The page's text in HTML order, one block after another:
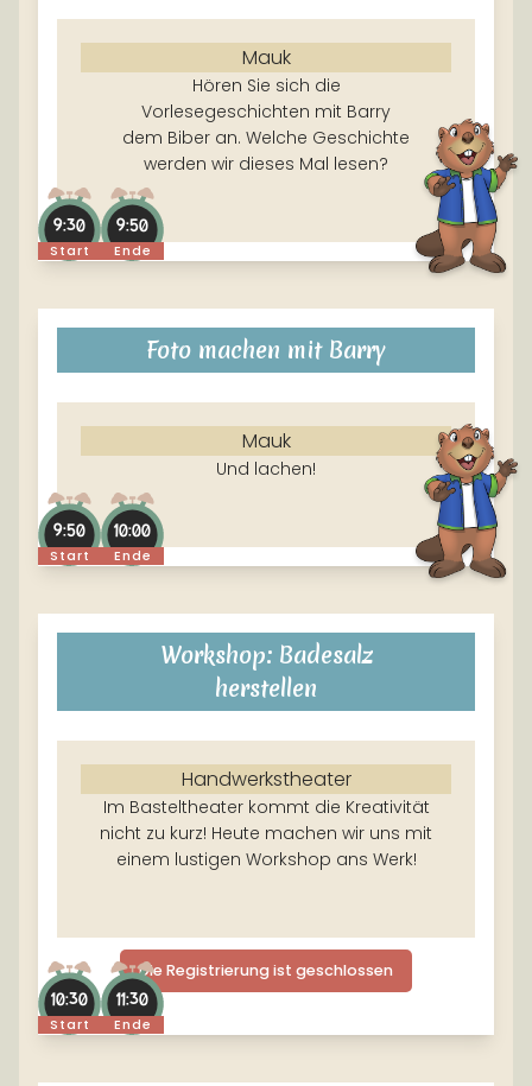
Mauk
Hören Sie sich die
Vorlesegeschichten mit Barry
dem Biber an. Welche Geschichte
werden wir dieses Mal lesen?
Start
9:30
Ende
9:50
Foto machen mit Barry
Mauk
Und lachen!
Start
9:50
Ende
10:00
Workshop: Badesalz
herstellen
Handwerkstheater
Im Basteltheater kommt die Kreativität
nicht zu kurz! Heute machen wir uns mit
einem lustigen Workshop ans Werk!
Die Registrierung ist geschlossen
Start
10:30
Ende
11:30